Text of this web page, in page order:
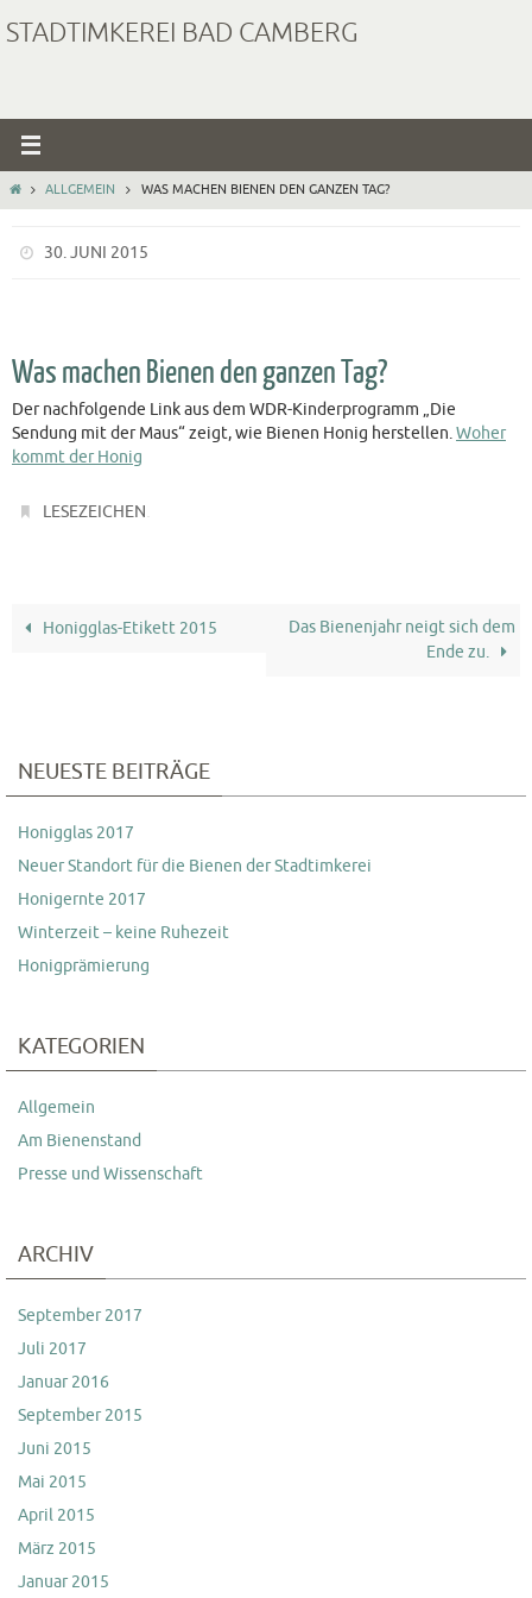
Inhalt
STADTIMKEREI BAD CAMBERG
STARTALLGEMEIN WAS MACHEN BIENEN DEN GANZEN TAG?
30. JUNI 2015
Was machen Bienen den ganzen Tag?
Der nachfolgende Link aus dem WDR-Kinderprogramm „Die
Sendung mit der Maus“ zeigt, wie Bienen Honig herstellen.Woher
kommt der Honig
LESEZEICHEN
Honigglas-Etikett 2015
Das Bienenjahr neigt sich dem
Ende zu.
NEUESTE BEITRÄGE
Honigglas 2017
Neuer Standort für die Bienen der Stadtimkerei
Honigernte 2017
Winterzeit – keine Ruhezeit
Honigprämierung
KATEGORIEN
Allgemein
Am Bienenstand
Presse und Wissenschaft
ARCHIV
September 2017
Juli 2017
Januar 2016
September 2015
Juni 2015
Mai 2015
April 2015
März 2015
Januar 2015